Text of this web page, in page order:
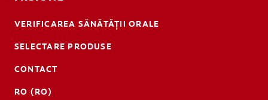
VERIFICAREA SĂNĂTĂȚII ORALE
SELECTARE PRODUSE
CONTACT
RO (RO)